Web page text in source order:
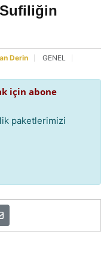
Derin GENEL
için abone
paketlerimizi